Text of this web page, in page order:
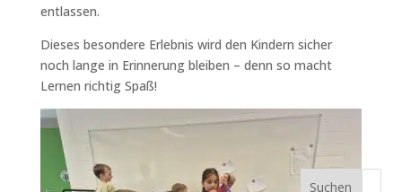
entlassen.
Dieses besondere Erlebnis wird den Kindern sicher
noch lange in Erinnerung bleiben – denn so macht
Lernen richtig Spaß!
Suchen